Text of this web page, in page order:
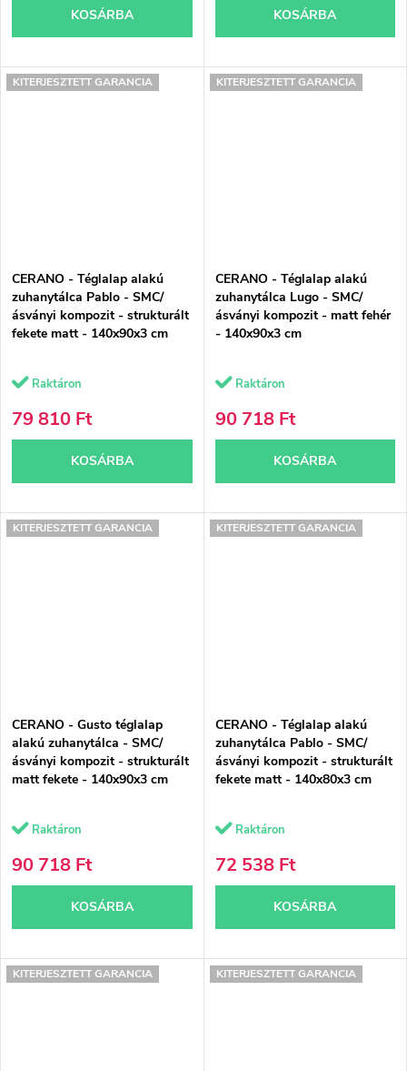
KOSÁRBA KOSÁRBA
KITERJESZTETT GARANCIA
CERANO - Téglalap alakú
zuhanytálca Pablo - SMC/
ásványi kompozit - strukturált
fekete matt - 140x90x3 cm
Raktáron
79 810 Ft
KOSÁRBA
KITERJESZTETT GARANCIA
CERANO - Téglalap alakú
zuhanytálca Lugo - SMC/
ásványi kompozit - matt fehér
- 140x90x3 cm
Raktáron
90 718 Ft
KOSÁRBA
KITERJESZTETT GARANCIA
CERANO - Gusto téglalap
alakú zuhanytálca - SMC/
ásványi kompozit - strukturált
matt fekete - 140x90x3 cm
Raktáron
90 718 Ft
KOSÁRBA
KITERJESZTETT GARANCIA
CERANO - Téglalap alakú
zuhanytálca Pablo - SMC/
ásványi kompozit - strukturált
fekete matt - 140x80x3 cm
Raktáron
72 538 Ft
KOSÁRBA
KITERJESZTETT GARANCIA KITERJESZTETT GARANCIA